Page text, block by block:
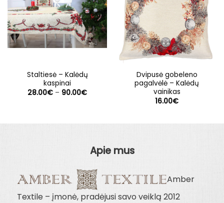
Staltiesė – Kalėdų
kaspinai
28.00€ – 90.00€Price
Dvipusė gobeleno
pagalvėlė – Kalėdų
vainikas
16.00€
Apie mus
Amber
Textile – įmonė, pradėjusi savo veiklą 2012